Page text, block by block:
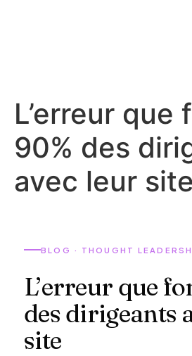
L’erreur que
90% des
avec leur site
BLOG · THOUGHT
L’erreur que
des dirigeants
site